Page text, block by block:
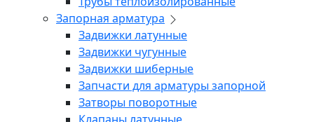
Запорная арматура
Задвижки латунные
Задвижки чугунные
Задвижки шиберные
Запчасти для арматуры запорной
Затворы поворотные